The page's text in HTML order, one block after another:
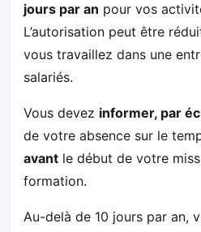
jours par an pour vos
L’autorisation peut être
vous travaillez dans une
salariés.
Vous devez informer, par
de votre absence sur le
avant le début de votre
formation.
Au-delà de 10 jours par an,